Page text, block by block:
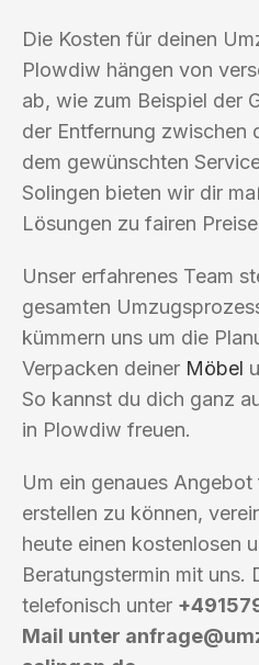
Die Kosten für deinen
Plowdiw hängen von
ab, wie zum Beispiel der
der Entfernung zwischen
dem gewünschten
Solingen bieten wir dir
Lösungen zu fairen
Unser erfahrenes Team
gesamten
kümmern uns um die
Verpacken deiner Möbel
So kannst du dich ganz
in Plowdiw freuen.
Um ein genaues
erstellen zu können,
heute einen kostenlosen
Beratungstermin mit uns.
telefonisch unter
Mail unter